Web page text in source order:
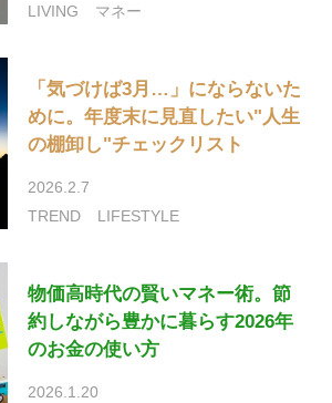
LIVING
マネー
「気づけば3月…」にならないた
めに。年度末に見直したい"人生
の棚卸し"チェックリスト
2026.2.7
TREND
LIFESTYLE
物価高時代の賢いマネー術。節
約しながら豊かに暮らす2026年
のお金の使い方
2026.1.20